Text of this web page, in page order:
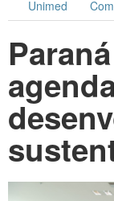
NOTÍCIAS
CONTATO
Unimed